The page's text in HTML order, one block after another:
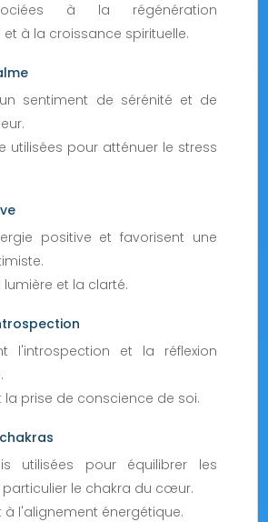
à la régénération
et à la croissance spirituelle.
sentiment de sérénité et de
utilisées pour atténuer le stress
positive et favorisent une
lumière et la clarté.
l'introspection et la réflexion
la prise de conscience de soi.
utilisées pour équilibrer les
particulier le chakra du cœur.
à l'alignement énergétique.